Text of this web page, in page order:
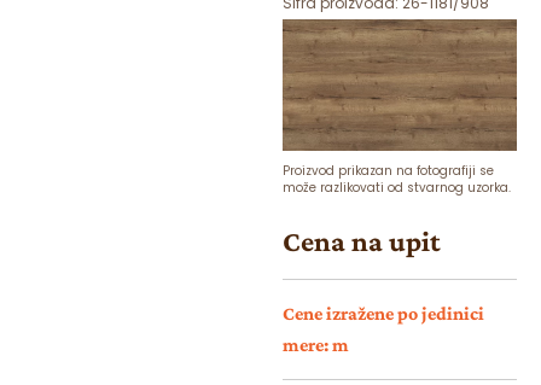
Proizvod prikazan na fotografiji se
može razlikovati od stvarnog uzorka.
Cena na upit
Cene izražene po jedinici
mere: m